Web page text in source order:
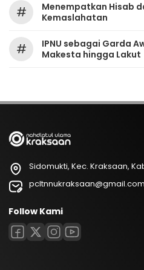
#
Menempatkan Hisab
Kemaslahatan
#
IPNU sebagai Garda
Makesta hingga Lakut
Sidomukti, Kec. Kraksaan,
pcltnnukraksaan@gmail.com
Follow Kami